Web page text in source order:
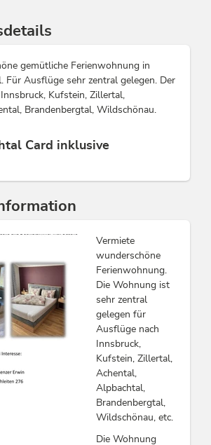
gemütliche Ferienwohnung in
Für Ausflüge sehr zentral gelegen. Der
Kufstein, Zillertal,
Brandenbergtal, Wildschönau.
ist Mitglied von
Card inklusive
Vermiete
wunderschöne
Ferienwohnung.
Die Wohnung ist
sehr zentral
gelegen für
Ausflüge nach
Innsbruck,
Kufstein, Zillertal,
Achental,
Alpbachtal,
Brandenbergtal,
Wildschönau, etc.
Die Wohnung